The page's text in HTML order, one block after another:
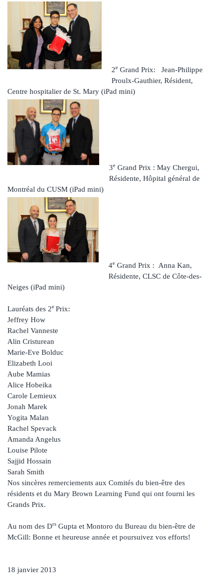
2e Grand Prix: Jean-Philippe
Proulx-Gauthier, Résident,
Centre hospitalier de St. Mary (iPad mini)
3e Grand Prix : May Chergui,
Résidente, Hôpital général de
Montréal du CUSM (iPad mini)
4e Grand Prix : Anna Kan,
Résidente, CLSC de Côte-des-
Neiges (iPad mini)
Lauréats des 2e Prix:
Jeffrey How
Rachel Vanneste
Alin Cristurean
Marie-Eve Bolduc
Elizabeth Looi
Aube Mamias
Alice Hobeika
Carole Lemieux
Jonah Marek
Yogita Malan
Rachel Spevack
Amanda Angelus
Louise Pilote
Sajjid Hossain
Sarah Smith
Nos sincères remerciements aux Comités du bien-être des
résidents et du Mary Brown Learning Fund qui ont fourni les
Grands Prix.
Au nom des Drs Gupta et Montoro du Bureau du bien-être de
McGill: Bonne et heureuse année et poursuivez vos efforts!
18 janvier 2013